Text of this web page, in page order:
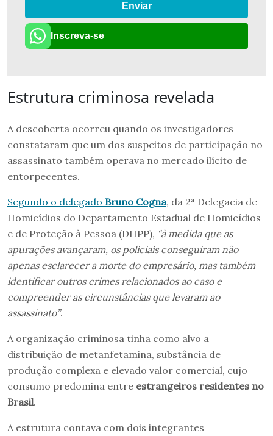
Enviar
Inscreva-se
Estrutura criminosa revelada
A descoberta ocorreu quando os investigadores
constataram que um dos suspeitos de participação no
assassinato também operava no mercado ilícito de
entorpecentes.
Segundo o delegado Bruno Cogna, da 2ª Delegacia de
Homicídios do Departamento Estadual de Homicídios
e de Proteção à Pessoa (DHPP), “à medida que as
apurações avançaram, os policiais conseguiram não
apenas esclarecer a morte do empresário, mas também
identificar outros crimes relacionados ao caso e
compreender as circunstâncias que levaram ao
assassinato”.
A organização criminosa tinha como alvo a
distribuição de metanfetamina, substância de
produção complexa e elevado valor comercial, cujo
consumo predomina entre estrangeiros residentes no
Brasil.
A estrutura contava com dois integrantes